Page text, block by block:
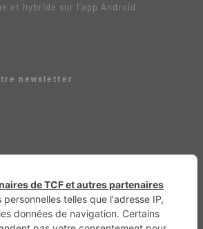
et hybride sur l’app Android
newsletter